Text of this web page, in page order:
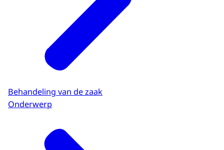
Behandeling van de zaak
Onderwerp